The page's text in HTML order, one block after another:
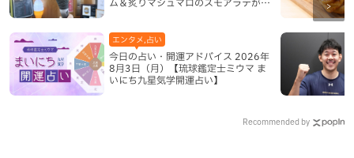
ム＆炙りマシュマロのスモアラテが絶
今日の占い・開運アドバイス 2026年
8月3日（月）【琉球鑑定士ミウマ ま
いにち九星気学開運占い】
エンタメ,占い
Recommended by